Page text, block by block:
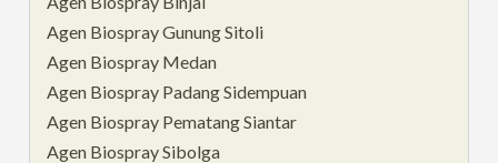
Agen Biospray Gunung Sitoli
Agen Biospray Medan
Agen Biospray Padang Sidempuan
Agen Biospray Pematang Siantar
Agen Biospray Sibolga